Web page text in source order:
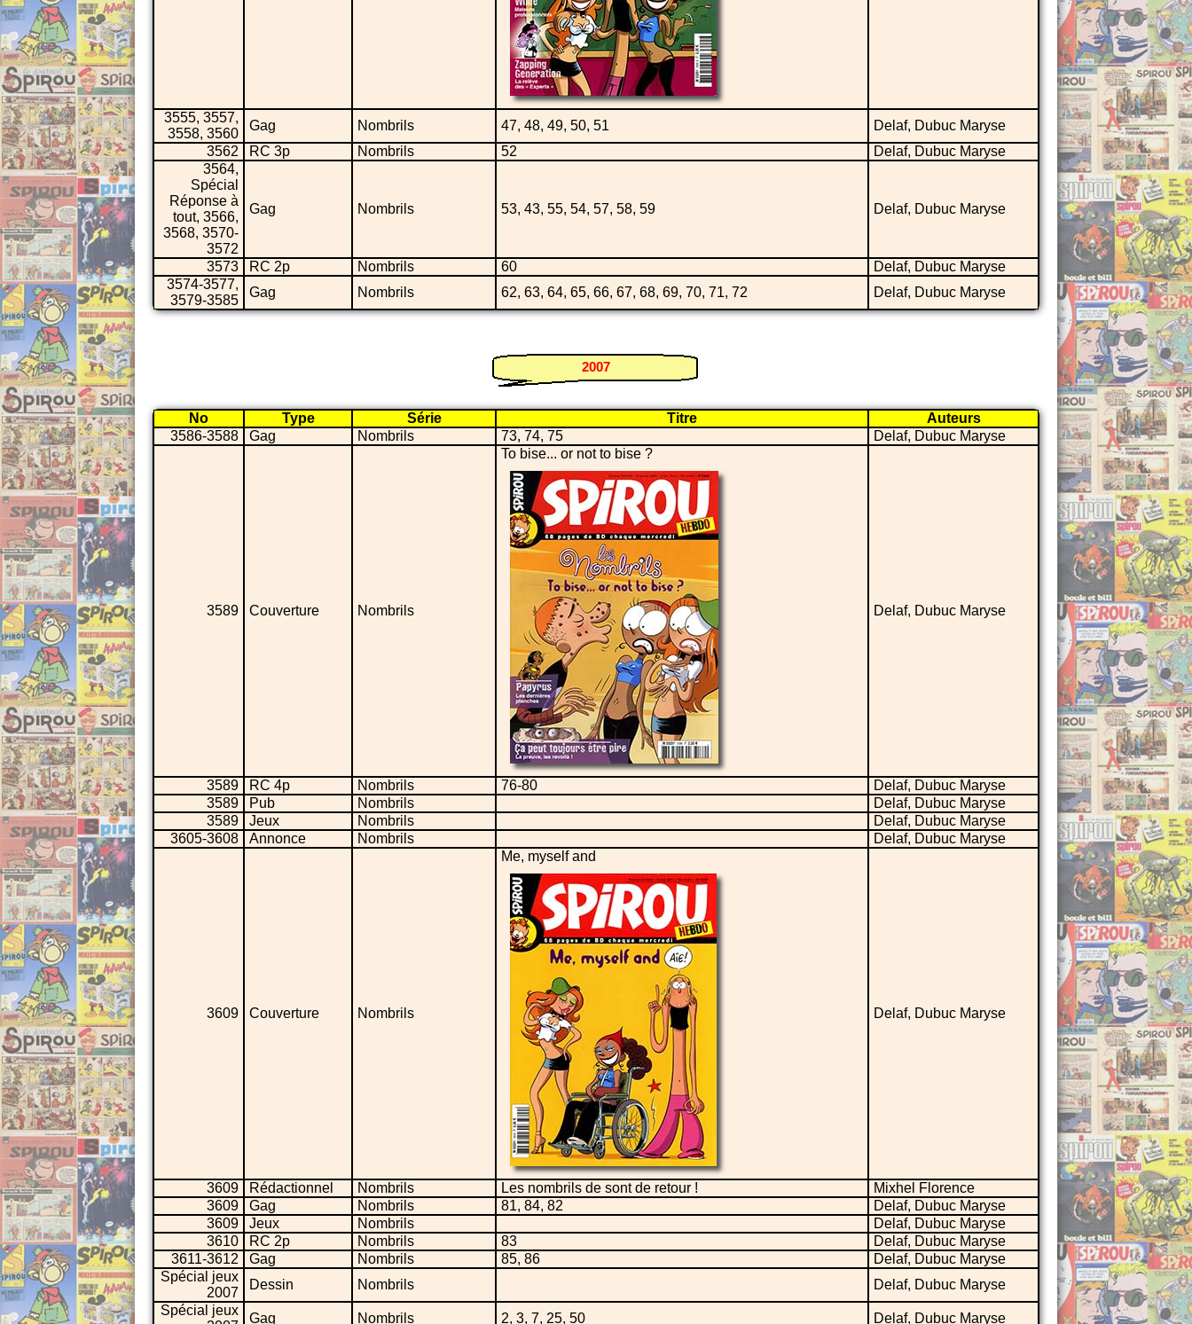
3555, 3557,
3558, 3560
Gag Nombrils 47, 48, 49, 50, 51
Delaf, Dubuc Maryse
3562
RC 3p Nombrils 52
Delaf, Dubuc Maryse
3564,
Spécial
Réponse à
tout, 3566,
3568, 3570-
3572
Gag Nombrils 53, 43, 55, 54, 57, 58, 59 Delaf, Dubuc Maryse
3573 RC 2p Nombrils 60
Delaf, Dubuc Maryse
3574-3577,
3579-3585
Gag Nombrils 62, 63, 64, 65, 66, 67, 68, 69, 70, 71, 72 Delaf, Dubuc Maryse
2007
No Type Série Titre
Auteurs
3586-3588
Gag Nombrils 73, 74, 75 Delaf, Dubuc Maryse
3589 Couverture Nombrils
To bise... or not to bise ?
Delaf, Dubuc Maryse
3589 RC 4p Nombrils 76-80
Delaf, Dubuc Maryse
3589
Pub Nombrils
Delaf, Dubuc Maryse
3589
Jeux Nombrils
Delaf, Dubuc Maryse
3605-3608
Annonce Nombrils Delaf, Dubuc Maryse
3609 Couverture Nombrils
Me, myself and
Delaf, Dubuc Maryse
3609 Rédactionnel Nombrils Les nombrils de sont de retour !
Mixhel Florence
3609
Gag Nombrils 81, 84, 82
Delaf, Dubuc Maryse
3609
Jeux Nombrils
Delaf, Dubuc Maryse
3610
RC 2p Nombrils 83
Delaf, Dubuc Maryse
3611-3612
Gag Nombrils 85, 86
Delaf, Dubuc Maryse
Spécial jeux
2007
Dessin Nombrils
Delaf, Dubuc Maryse
Spécial jeux
Gag Nombrils 2, 3, 7, 25, 50 Delaf, Dubuc Maryse